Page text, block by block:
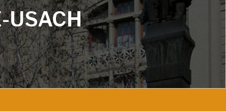
USACH